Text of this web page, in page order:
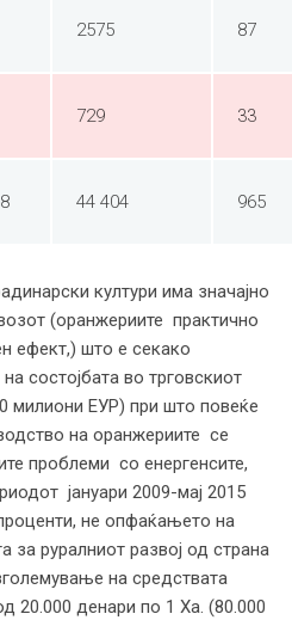
2575 87
729 33
44 404 965
култури има значајно
(оранжериите практично
ефект,) што е секако
состојбата во трговскиот
милиони ЕУР) при што повеќе
на оранжериите се
проблеми со енергенсите,
јануари 2009-мај 2015
не опфаќањето на
за руралниот развој од страна
на средствата
20.000 денари по 1 Ха. (80.000